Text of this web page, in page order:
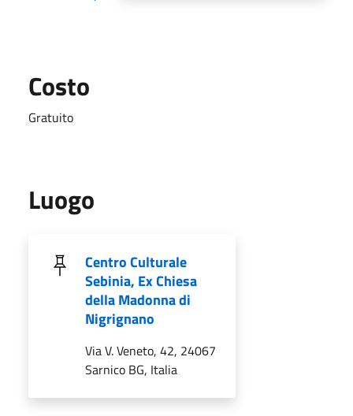
Costo
Gratuito
Luogo
Centro Culturale
Sebinia, Ex Chiesa
della Madonna di
Nigrignano
Via V. Veneto, 42, 24067
Sarnico BG, Italia